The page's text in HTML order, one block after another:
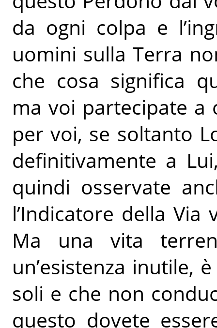
da ogni colpa e
uomini sulla Terra
che cosa significa
ma voi partecipate a
per voi, se soltanto
definitivamente a
quindi osservate
l’Indicatore della Via
Ma una vita
un’esistenza inutile,
soli e che non
questo dovete